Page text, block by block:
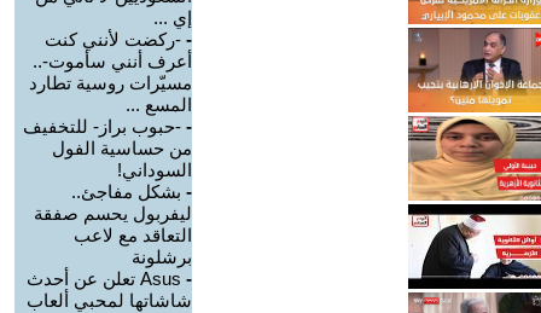
إي ...
- -ركضت لأنني كنت
أعرف أنني سأموت-..
مسيّرات روسية تطارد
المسع ...
- -حبوب براز- للتخفيف
من حساسية الفول
السوداني!
- بشكل مفاجئ..
ليفربول يحسم صفقة
التعاقد مع لاعب
برشلونة
-
Asus تعلن عن أحدث
شاشاتها لمحبي ألعاب